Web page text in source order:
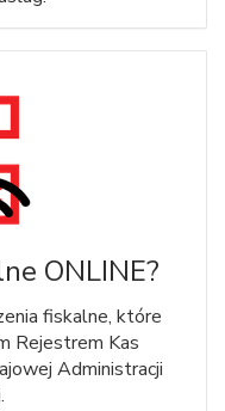
ONLINE?
fiskalne, które
Rejestrem Kas
Administracji